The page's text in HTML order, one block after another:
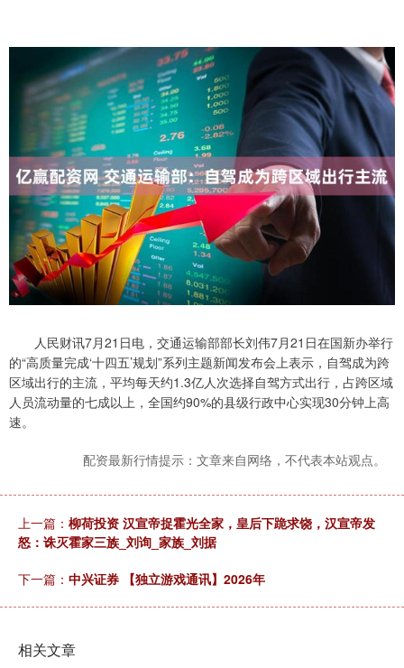
人民财讯7月21日电，交通运输部部长刘伟7月21日在国新办举行
的“高质量完成‘十四五’规划”系列主题新闻发布会上表示，自驾成为跨
区域出行的主流，平均每天约1.3亿人次选择自驾方式出行，占跨区域
人员流动量的七成以上，全国约90%的县级行政中心实现30分钟上高
速。
配资最新行情提示：文章来自网络，不代表本站观点。
上一篇： 柳荷投资 汉宣帝捉霍光全家，皇后下跪求饶，汉宣帝发
怒：诛灭霍家三族_刘询_家族_刘据
下一篇： 中兴证券 【独立游戏通讯】2026年
相关文章